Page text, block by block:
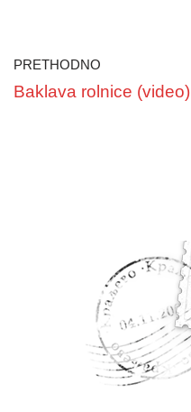
PRETHODNO
Baklava rolnice (video)